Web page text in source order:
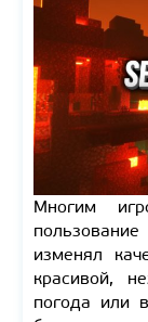
Многим
изменял
красивой,
погода или